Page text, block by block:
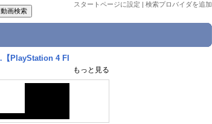
スタートページに設定 | 検索プロバイダを追加
PlayStation 4 FI
もっと見る